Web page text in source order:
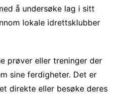
å undersøke lag i sitt
lokale idrettsklubber
prøver eller treninger der
sine ferdigheter. Det er
direkte eller besøke deres